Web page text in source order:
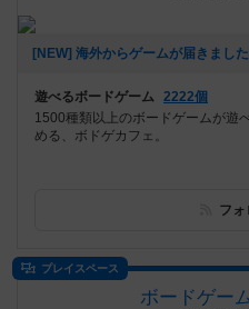
[NEW] 海外からゲームが届きまし
遊べるボードゲーム 2222個
1500種類以上のボードゲームが遊
める、ボドゲカフェ。
フォ
プレイスペース
ボードゲー